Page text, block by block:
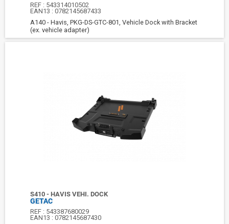
REF : 543314010502
EAN13 :0782145687433
A140 - Havis, PKG-DS-GTC-801, Vehicle Dock with Bracket
(ex. vehicle adapter)
S410 - HAVIS VEHI. DOCK
GETAC
REF : 543387680029
EAN13 :0782145687430